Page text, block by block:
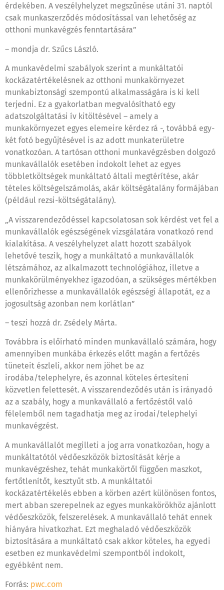
érdekében. A veszélyhelyzet megszűnése utáni 31. naptól
csak munkaszerződés módosítással van lehetőség az
otthoni munkavégzés fenntartására”
– mondja dr. Szűcs László.
A munkavédelmi szabályok szerint a munkáltatói
kockázatértékelésnek az otthoni munkakörnyezet
munkabiztonsági szempontú alkalmasságára is ki kell
terjedni. Ez a gyakorlatban megvalósítható egy
adatszolgáltatási ív kitöltésével – amely a
munkakörnyezet egyes elemeire kérdez rá -, továbbá egy-
két fotó begyűjtésével is az adott munkaterületre
vonatkozóan. A tartósan otthoni munkavégzésben dolgozó
munkavállalók esetében indokolt lehet az egyes
többletköltségek munkáltató általi megtérítése, akár
tételes költségelszámolás, akár költségátalány formájában
(például rezsi-költségátalány).
„A visszarendeződéssel kapcsolatosan sok kérdést vet fel a
munkavállalók egészségének vizsgálatára vonatkozó rend
kialakítása. A veszélyhelyzet alatt hozott szabályok
lehetővé teszik, hogy a munkáltató a munkavállalók
létszámához, az alkalmazott technológiához, illetve a
munkakörülményekhez igazodóan, a szükséges mértékben
ellenőrizhesse a munkavállalók egészségi állapotát, ez a
jogosultság azonban nem korlátlan”
– teszi hozzá dr. Zsédely Márta.
Továbbra is előírható minden munkavállaló számára, hogy
amennyiben munkába érkezés előtt magán a fertőzés
tüneteit észleli, akkor nem jöhet be az
irodába/telephelyre, és azonnal köteles értesíteni
közvetlen felettesét. A visszarendeződés után is irányadó
az a szabály, hogy a munkavállaló a fertőzéstől való
félelemből nem tagadhatja meg az irodai/telephelyi
munkavégzést.
A munkavállalót megilleti a jog arra vonatkozóan, hogy a
munkáltatótól védőeszközök biztosítását kérje a
munkavégzéshez, tehát munkakörtől függően maszkot,
fertőtlenítőt, kesztyűt stb. A munkáltatói
kockázatértékelés ebben a körben azért különösen fontos,
mert abban szerepelnek az egyes munkakörökhöz ajánlott
védőeszközök, felszerelések. A munkavállaló tehát ennek
hiányára hivatkozhat. Ezt meghaladó védőeszközök
biztosítására a munkáltató csak akkor köteles, ha egyedi
esetben ez munkavédelmi szempontból indokolt,
egyébként nem.
Forrás: pwc.com